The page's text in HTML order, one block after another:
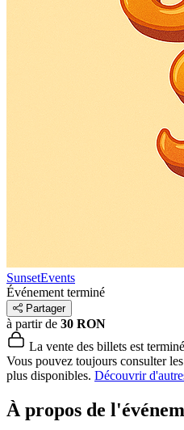
SunsetEvents
Événement terminé
Partager
à partir de 30 RON
La vente des billets est
Vous pouvez toujours consulter
plus disponibles. Découvrir
À propos de